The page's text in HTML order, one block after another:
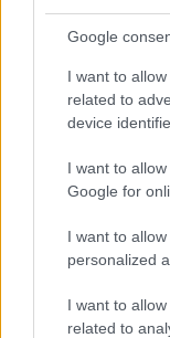
Google
I want to
related to
device
I want to
Google for
I want to
personalized
I want to
related to
Los jugadores más
11. noviembre 2020 Por
puntos en futbolistas
A continuación os